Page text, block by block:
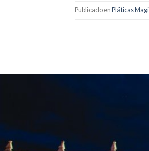
Publicado enPláticas